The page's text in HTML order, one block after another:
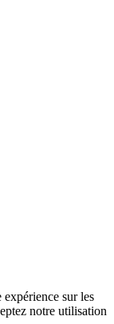
sur les
notre utilisation